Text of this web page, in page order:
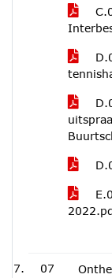
07